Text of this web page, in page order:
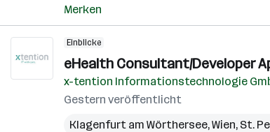
Merken
Einblicke
eHealth Consultant/Developer
x-tention Informationstechnologie
Gestern veröffentlicht
Klagenfurt am Wörthersee,Wien, St.